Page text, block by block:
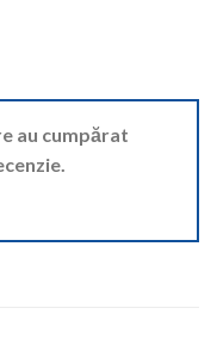
au cumpărat